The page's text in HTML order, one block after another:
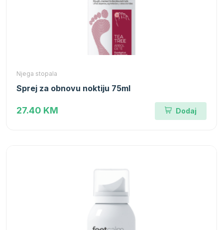
Njega stopala
Sprej za obnovu noktiju 75ml
27.40 KM Dodaj